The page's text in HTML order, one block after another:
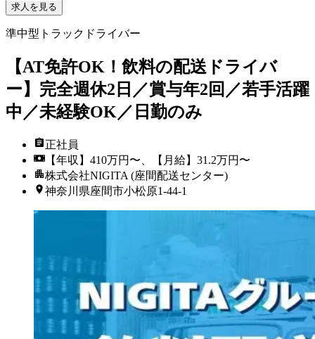
求人を見る
準中型トラックドライバー
【AT免許OK！飲料の配送ドライバ
ー】完全週休2日／賞与年2回／若手活躍
中／未経験OK／日勤のみ
正社員
【年収】410万円〜、【月給】31.2万円〜
株式会社NIGITA (座間配送センター)
神奈川県座間市小松原1-44-1